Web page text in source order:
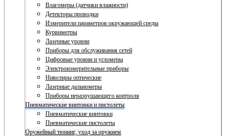
Влагомеры (датчики влажности)
Детекторы проводки
Измерители параметров окружающей среды
Курвиметры
Лазерные уровни
Приборы для обслуживания сетей
Цифровые уровни и угломеры
Электроизмерительные приборы
Нивелиры оптические
Лазерные дальномеры
Приборы неразрушающего контроля
Пневматические винтовки и пистолеты
Пневматические винтовки
Пневматические пистолеты
Оружейный тюнинг, уход за оружием